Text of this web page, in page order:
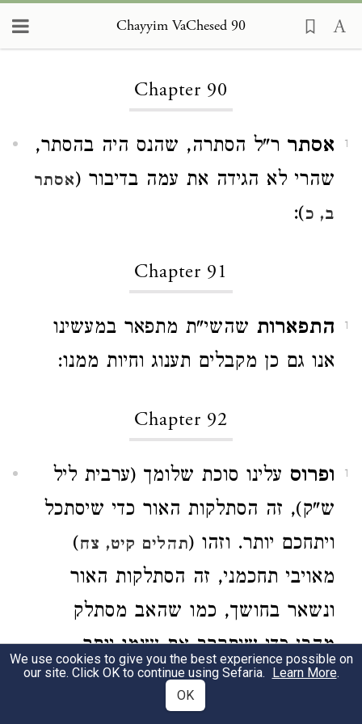
Chayyim VaChesed 90
Chapter 90
1 אסתר ר"ל הסתרה, שהנס היה בהסתר,
שהרי לא הגידה את עמה בדיבור (אסתר
ב, כ):
Chapter 91
1 התפארות שהשי"ת מתפאר במעשינו
אנו גם כן מקבלים תענוג וחיות ממנו:
Chapter 92
1 ופרוס עלינו סוכת שלומך (ערבית ליל
ש"ק), זה הסתלקות האור כדי שיסתכל
ויתחכם יותר. וזהו (תהלים קיט, צח)
מאויבי תחכמני, זה הסתלקות האור
ונשאר בחושך, כמו שהאב מסתלק
מהבן כדי שיתקרב את עצמו יותר
כמקדם מחמת האהבה:
We use cookies to give you the best experience possible on
our site. Click OK to continue using Sefaria. Learn More.
OK